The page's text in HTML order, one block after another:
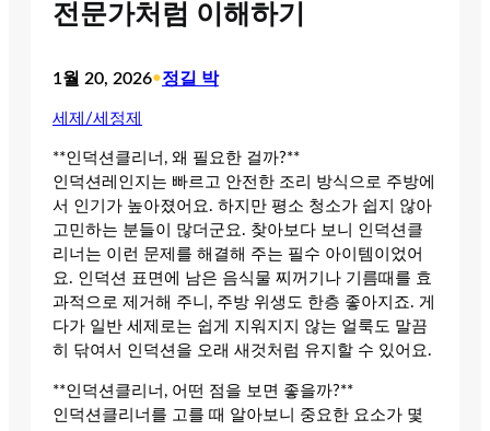
전문가처럼 이해하기
1월 20, 2026•정길 박
세제/세정제
**인덕션클리너, 왜 필요한 걸까?**
인덕션레인지는 빠르고 안전한 조리 방식으로 주방에
서 인기가 높아졌어요. 하지만 평소 청소가 쉽지 않아
고민하는 분들이 많더군요. 찾아보다 보니 인덕션클
리너는 이런 문제를 해결해 주는 필수 아이템이었어
요. 인덕션 표면에 남은 음식물 찌꺼기나 기름때를 효
과적으로 제거해 주니, 주방 위생도 한층 좋아지죠. 게
다가 일반 세제로는 쉽게 지워지지 않는 얼룩도 말끔
히 닦여서 인덕션을 오래 새것처럼 유지할 수 있어요.
**인덕션클리너, 어떤 점을 보면 좋을까?**
인덕션클리너를 고를 때 알아보니 중요한 요소가 몇